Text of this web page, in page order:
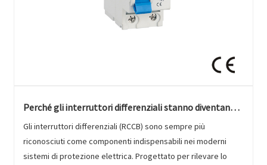
Perché gli interruttori differenziali stanno diventando
Gli interruttori differenziali (RCCB) sono sempre più
riconosciuti come componenti indispensabili nei moderni
sistemi di protezione elettrica. Progettato per rilevare lo